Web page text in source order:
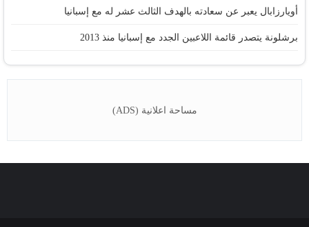
أويارزابال يعبر عن سعادته بالهدف الثالث عشر له مع إسبانيا
برشلونة يتصدر قائمة اللاعبين الجدد مع إسبانيا منذ 2013
مساحة اعلانية (ADS)